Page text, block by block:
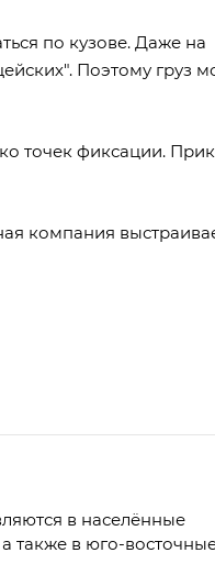
по кузове. Даже на
Поэтому груз
точек фиксации.
компания
в населённые
также в юго-